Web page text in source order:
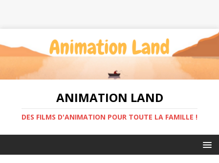
ANIMATION LAND
DES FILMS D'ANIMATION POUR TOUTE LA FAMILLE !